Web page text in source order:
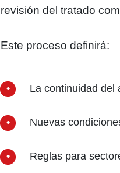
revisión del tratado
Este proceso definirá:
La continuidad del
Nuevas
Reglas para